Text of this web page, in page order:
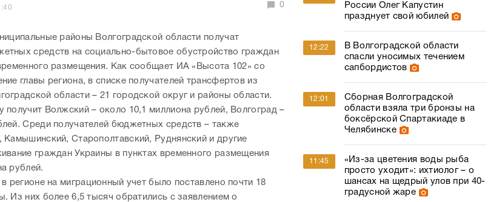
0
районы Волгоградской области получат
средств на социально-бытовое обустройство граждан
размещения. Как сообщает ИА «Высота 102» со
главы региона, в списке получателей трансфертов из
области – 21 городской округ и районы области.
получит Волжский – около 10,1 миллиона рублей, Волгоград –
Среди получателей бюджетных средств – также
Камышинский, Старополтавский, Руднянский и другие
граждан Украины в пунктах временного размещения
рублей.
регионе на миграционный учет было поставлено почти 18
Из них более 6,5 тысяч обратились с заявлением о
России Олег Капустин
празднует свой юбилей
12:22
В Волгоградской области
спасли уносимых течением
сапбордистов
12:01
Сборная Волгоградской
области взяла три бронзы на
боксёрской Спартакиаде в
Челябинске
11:45
«Из-за цветения воды рыба
просто уходит»: ихтиолог – о
шансах на щедрый улов при 40-
градусной жаре